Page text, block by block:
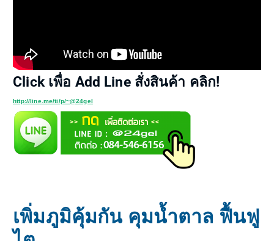
Click เพื่อ Add Line สั่งสินค้า คลิก!
http://line.me/ti/p/~@24gel
เพิ่มภูมิคุ้มกัน คุมน้ำตาล ฟื้นฟู